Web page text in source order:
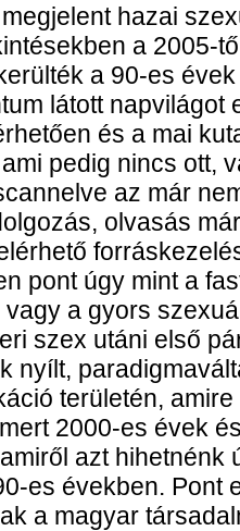
hazai
a 2005-
a 90-es
látott napvilágot
és a mai
pedig nincs ott,
az már
olvasás
pont úgy mint a
vagy a gyors
szex utáni első
nyílt,
területén,
2000-es évek
azt hihetnénk
es években. Pont
a magyar